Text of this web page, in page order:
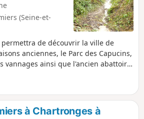
(Seine-et-
de découvrir la ville de
anciennes, le Parc des Capucins,
vannages ainsi que l'ancien abattoir
à Chartronges à